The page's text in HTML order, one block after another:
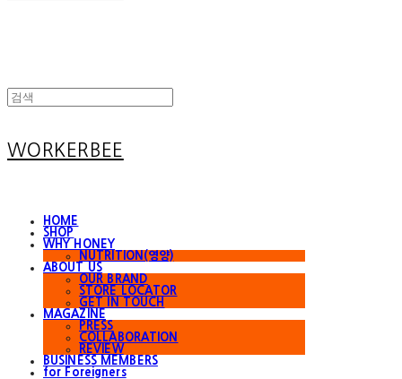
WORKERBEE
HOME
SHOP
WHY HONEY
NUTRITION(영양)
ABOUT US
OUR BRAND
STORE LOCATOR
GET IN TOUCH
MAGAZINE
PRESS
COLLABORATION
REVIEW
BUSINESS MEMBERS
for Foreigners